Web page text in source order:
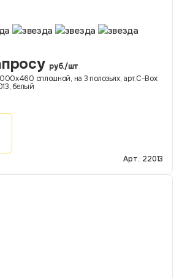
руб./шт
сплошной, на 3 полозьях, арт.C-Box
белый
Арт.: 22013